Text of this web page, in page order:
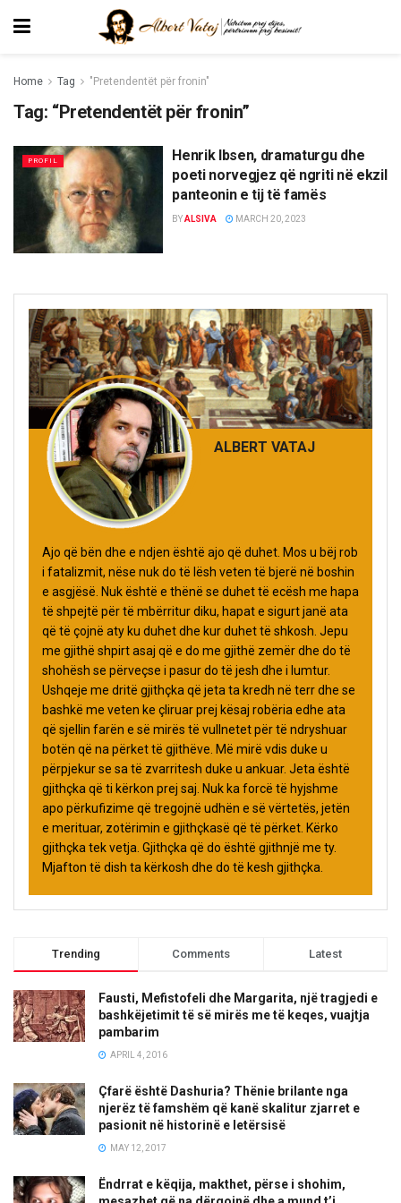
Home Tag "Pretendentët për fronin"
Tag: “Pretendentët për fronin”
PROFIL
Henrik Ibsen, dramaturgu dhe
poeti norvegjez që ngriti në ekzil
panteonin e tij të famës
BYALSIVA MARCH 20, 2023
ALBERT VATAJ
Ajo që bën dhe e ndjen është ajo që duhet. Mos u bëj rob
i fatalizmit, nëse nuk do të lësh veten të bjerë në boshin
e asgjësë. Nuk është e thënë se duhet të ecësh me hapa
të shpejtë për të mbërritur diku, hapat e sigurt janë ata
që të çojnë aty ku duhet dhe kur duhet të shkosh. Jepu
me gjithë shpirt asaj që e do me gjithë zemër dhe do të
shohësh se përveçse i pasur do të jesh dhe i lumtur.
Ushqeje me dritë gjithçka që jeta ta kredh në terr dhe se
bashkë me veten ke çliruar prej kësaj robëria edhe ata
që sjellin farën e së mirës të vullnetet për të ndryshuar
botën që na përket të gjithëve. Më mirë vdis duke u
përpjekur se sa të zvarritesh duke u ankuar. Jeta është
gjithçka që ti kërkon prej saj. Nuk ka forcë të hyjshme
apo përkufizime që tregojnë udhën e së vërtetës, jetën
e merituar, zotërimin e gjithçkasë që të përket. Kërko
gjithçka tek vetja. Gjithçka që do është gjithnjë me ty.
Mjafton të dish ta kërkosh dhe do të kesh gjithçka.
Trending Comments Latest
Fausti, Mefistofeli dhe Margarita, një tragjedi e
bashkëjetimit të së mirës me të keqes, vuajtja
pambarim
APRIL 4, 2016
Çfarë është Dashuria? Thënie brilante nga
njerëz të famshëm që kanë skalitur zjarret e
pasionit në historinë e letërsisë
MAY 12, 2017
Ëndrrat e këqija, makthet, përse i shohim,